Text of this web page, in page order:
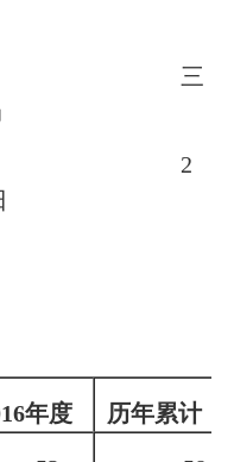
三
2
年度 历年累计